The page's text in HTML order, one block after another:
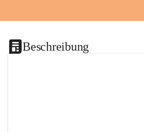
Beschreibung